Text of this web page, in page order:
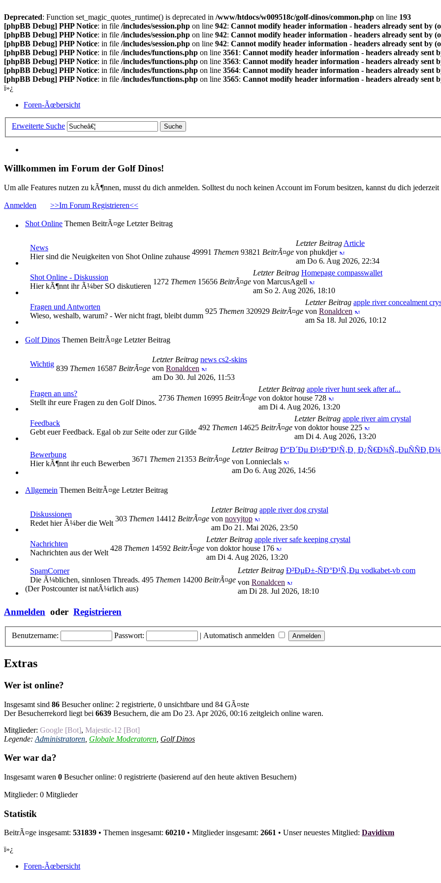
Deprecated: Function set_magic_quotes_runtime() is deprecated in /www/htdocs/w009518c/golf-dinos/common.php on line 193
[phpBB Debug] PHP Notice: in file /includes/session.php on line 942: Cannot modify header information - headers already sent by
[phpBB Debug] PHP Notice: in file /includes/session.php on line 942: Cannot modify header information - headers already sent by
[phpBB Debug] PHP Notice: in file /includes/session.php on line 942: Cannot modify header information - headers already sent by
[phpBB Debug] PHP Notice: in file /includes/functions.php on line 3561: Cannot modify header information - headers already sent
[phpBB Debug] PHP Notice: in file /includes/functions.php on line 3563: Cannot modify header information - headers already sent
[phpBB Debug] PHP Notice: in file /includes/functions.php on line 3564: Cannot modify header information - headers already sent
[phpBB Debug] PHP Notice: in file /includes/functions.php on line 3565: Cannot modify header information - headers already sent
ï»¿
Foren-Ãœbersicht
Erweiterte Suche
Willkommen im Forum der Golf Dinos!
Um alle Features nutzen zu kÃ¶nnen, musst du dich anmelden. Solltest du noch keinen Account im Forum besitzen, kannst du dich
Anmelden >>Im Forum Registrieren<<
Shot Online Themen BeitrÃ¤ge Letzter Beitrag
News
Hier sind die Neuigkeiten von Shot Online zuhause
49991 Themen 93821 BeitrÃ¤ge
Letzter Beitrag Article
von phukdjer
am Do 6. Aug 2026, 22:34
Shot Online - Diskussion
Hier kÃ¶nnt ihr Ã¼ber SO diskutieren
1272 Themen 15656 BeitrÃ¤ge
Letzter Beitrag Homepage compasswallet
von MarcusAgell
am So 2. Aug 2026, 18:10
Fragen und Antworten
Wieso, weshalb, warum? - Wer nicht fragt, bleibt dumm
925 Themen 320929 BeitrÃ¤ge
Letzter Beitrag apple river concealment
von Ronaldcen
am Sa 18. Jul 2026, 10:12
Golf Dinos Themen BeitrÃ¤ge Letzter Beitrag
Wichtig
839 Themen 16587 BeitrÃ¤ge
Letzter Beitrag news cs2-skins
von Ronaldcen
am Do 30. Jul 2026, 11:53
Fragen an uns?
Stellt ihr eure Fragen zu den Golf Dinos.
2736 Themen 16995 BeitrÃ¤ge
Letzter Beitrag apple river hunt seek after af...
von doktor house 728
am Di 4. Aug 2026, 13:20
Feedback
Gebt euer Feedback. Egal ob zur Seite oder zur Gilde
492 Themen 14625 BeitrÃ¤ge
Letzter Beitrag apple river aim crystal
von doktor house 225
am Di 4. Aug 2026, 13:20
Bewerbung
Hier kÃ¶nnt ihr euch Bewerben
3671 Themen 21353 BeitrÃ¤ge
Letzter Beitrag Ð“Ð´Ðµ Ð½Ð°Ð¹Ñ‚Ð¸
von Lonnieclals
am Do 6. Aug 2026, 14:56
Allgemein Themen BeitrÃ¤ge Letzter Beitrag
Diskussionen
Redet hier Ã¼ber die Welt
303 Themen 14412 BeitrÃ¤ge
Letzter Beitrag apple river dog crystal
von novyjtop
am Do 21. Mai 2026, 23:50
Nachrichten
Nachrichten aus der Welt
428 Themen 14592 BeitrÃ¤ge
Letzter Beitrag apple river safe keeping crystal
von doktor house 176
am Di 4. Aug 2026, 13:20
SpamCorner
Die Ã¼blichen, sinnlosen Threads.
(Der Postcounter ist natÃ¼rlich aus)
495 Themen 14200 BeitrÃ¤ge
Letzter Beitrag Ð²ÐµÐ±-ÑÐ°Ð¹Ñ‚Ðµ vodkabet-vb com
von Ronaldcen
am Di 28. Jul 2026, 18:10
Anmelden oder Registrieren
Benutzername: Passwort: | Automatisch anmelden
Extras
Wer ist online?
Insgesamt sind 86 Besucher online: 2 registrierte, 0 unsichtbare und 84 GÃ¤ste
Der Besucherrekord liegt bei 6639 Besuchern, die am Do 23. Apr 2026, 00:16 zeitgleich online waren.
Mitglieder: Google [Bot], Majestic-12 [Bot]
Legende: Administratoren Globale Moderatoren Golf Dinos
Wer war da?
Insgesamt waren 0 Besucher online: 0 registrierte (basierend auf den heute aktiven Besuchern)
Mitglieder: 0 Mitglieder
Statistik
BeitrÃ¤ge insgesamt: 531839 • Themen insgesamt: 60210 • Mitglieder insgesamt: 2661 • Unser neuestes Mitglied: Davidixm
ï»¿
Foren-Ãœbersicht